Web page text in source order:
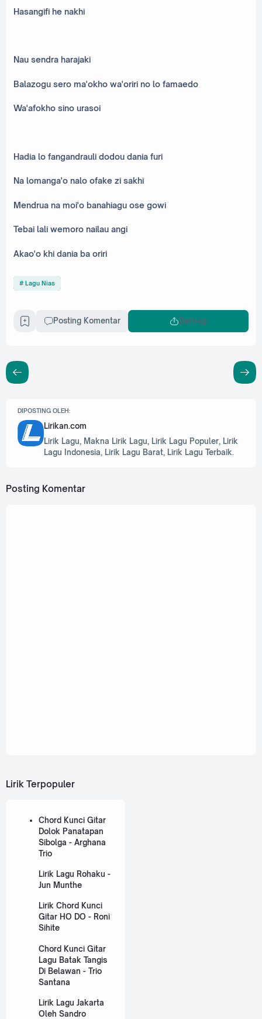
Hasangifi he nakhi
Nau sendra harajaki
Balazogu sero ma'okho wa'oriri no lo famaedo
Wa'afokho sino urasoi
Hadia lo fangandrauli dodou dania furi
Na lomanga'o nalo ofake zi sakhi
Mendrua na moi'o banahiagu ose gowi
Tebai lali wemoro nailau angi
Akao'o khi dania ba oriri
Lagu Nias
Posting Komentar Berbagi
DIPOSTING OLEH:
Lirikan.com
Lirik Lagu, Makna Lirik Lagu, Lirik Lagu Populer, Lirik
Lagu Indonesia, Lirik Lagu Barat, Lirik Lagu Terbaik.
Posting Komentar
Lirik Terpopuler
Chord Kunci Gitar
Dolok Panatapan
Sibolga - Arghana
Trio
Lirik Lagu Rohaku -
Jun Munthe
Lirik Chord Kunci
Gitar HO DO - Roni
Sihite
Chord Kunci Gitar
Lagu Batak Tangis
Di Belawan - Trio
Santana
Lirik Lagu Jakarta
Oleh Sandro